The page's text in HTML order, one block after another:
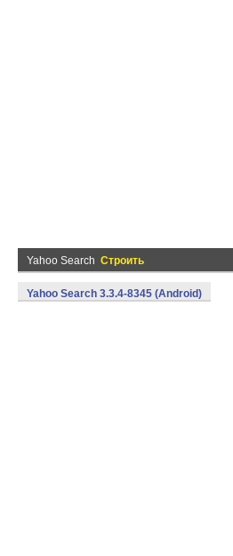
Yahoo Search Строить
Yahoo Search 3.3.4-8345 (Android)